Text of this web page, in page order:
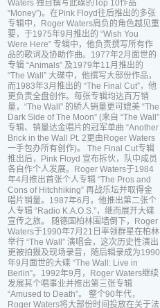
Waters 独自撰写此碟的Top 10作品
“Money”)。在Pink Floyd往后推出的多张
专辑中，Roger Waters肩负的角色越见重
要，于1975年9月推出的 “Wish You
Were Here” 专辑中，他负责撰写所有作
品的歌词及协助作曲。1977年2月面世的
专辑 “Animals” 及1979年11月推出的
“The Wall” 大碟中，他撰写大部份作品，
而1983年3月推出的 “The Final Cut”，他
更负责全盘创作。每张专辑均达百万销
量，“The Wall” 的骄人销量更可媲美 “The
Dark Side of The Moon” (来自 “The Wall”
专辑、销量达金唱片的冠军单曲 “Another
Brick in the Wall Pt. 2更由Roger Waters
一手包办所有创作)。 The Final Cut专辑
推出后，Pink Floyd 宣布拆伙，队中成员
各自作个人发展。Roger Waters于1984
年4月推出首张个人专辑 “The Pros and
Cons of Hitchhiking” 再战乐坛并取得金
唱片销量。1987年6月，他推出第二张个
人专辑 “Radio K.A.O.S.”，继而展开大碟
宣传之旅。 随德国柏林围墙倒下，Roger
Waters于1990年7月21日率领群星在柏林
举行 “The Wall” 演唱会，这次历史性演出
更被拍摄及现场录音，随后辑录成为1990
年9月面世的大碟 “The Wall: Live in
Berlin”。1992年9月，Roger Waters继续
发展其个唱事业并推出第三张专辑
“Amused to Death”。 整个90年代，
Roger Waters将大部份时间投放在关于法